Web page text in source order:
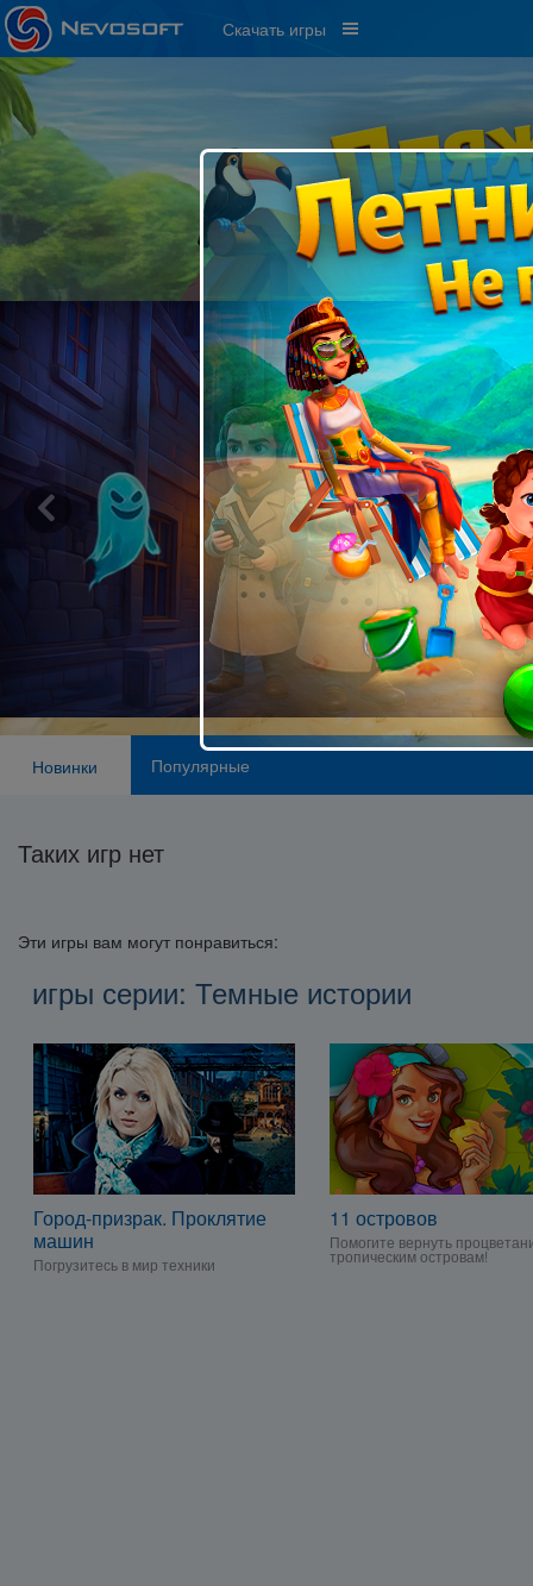
Скачать игры
Новинки Популярные
Таких игр нет
Эти игры вам могут понравиться:
игры серии: Темные истории
Город-призрак. Проклятие
машин
Погрузитесь в мир техники
11 островов
Помогите вернуть
тропическим островам!